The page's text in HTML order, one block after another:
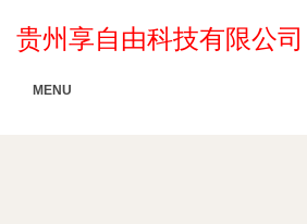
贵州享自由科技有限公司
MENU